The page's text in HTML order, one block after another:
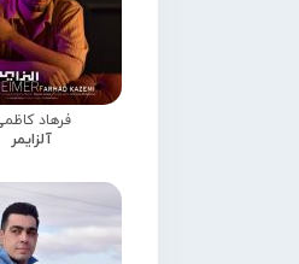
فرهاد
آلزایمر